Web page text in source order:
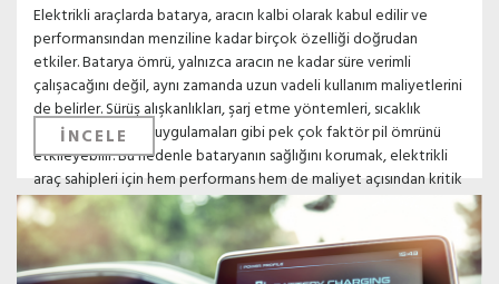
Elektrikli araçlarda batarya, aracın kalbi olarak kabul edilir ve
performansından menziline kadar birçok özelliği doğrudan
etkiler. Batarya ömrü, yalnızca aracın ne kadar süre verimli
çalışacağını değil, aynı zamanda uzun vadeli kullanım maliyetlerini
de belirler. Sürüş alışkanlıkları, şarj etme yöntemleri, sıcaklık
koşulları ve bakım uygulamaları gibi pek çok faktör pil ömrünü
etkileyebilir. Bu nedenle bataryanın sağlığını korumak, elektrikli
araç sahipleri için hem performans hem de maliyet açısından kritik
öneme sahiptir.
İNCELE